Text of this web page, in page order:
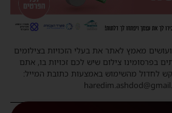
ועושים מאמץ לאתר את בעלי הזכויות בצילומים
בפרסומינו צילום שיש לכם זכויות בו, אתם
לחדול מהשימוש באמצעות כתובת המייל: